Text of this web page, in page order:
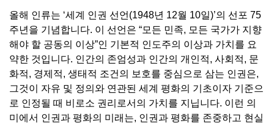
올해 인류는 ‘세계 인권 선언(1948년 12월 10일)’의 선포 75
주년을 기념합니다. 이 선언은 “모든 민족, 모든 국가가 지향
해야 할 공동의 이상”인 기본적 인도주의 이상과 가치를 요
약한 것입니다. 인간의 존엄성과 인간의 개인적, 사회적, 문
화적, 경제적, 생태적 조건의 보호를 중심으로 삼는 인권은,
그것이 자유 및 정의와 연관된 세계 평화의 기초이자 기준으
로 인정될 때 비로소 권리로서의 가치를 지닙니다. 이런 의
미에서 인권과 평화의 미래는, 인권과 평화를 존중하고 현실